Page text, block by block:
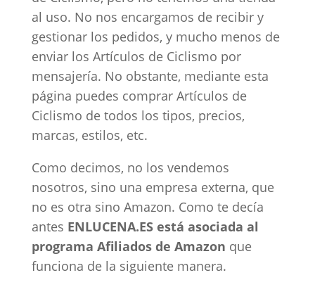
al uso. No nos encargamos de recibir y
gestionar los pedidos, y mucho menos de
enviar los Artículos de Ciclismo por
mensajería. No obstante, mediante esta
página puedes comprar Artículos de
Ciclismo de todos los tipos, precios,
marcas, estilos, etc.
Como decimos, no los vendemos
nosotros, sino una empresa externa, que
no es otra sino Amazon. Como te decía
antes ENLUCENA.ES está asociada al
programa Afiliados de Amazon que
funciona de la siguiente manera.